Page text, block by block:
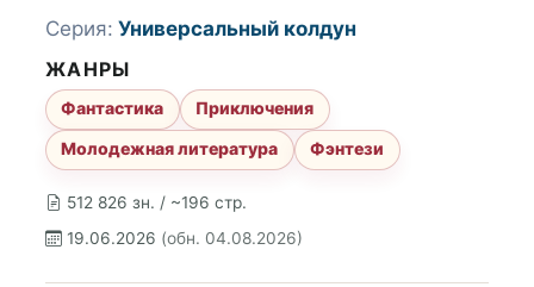
512 826 зн. / ~196 стр.
19.06.2026 (обн. 04.08.2026)
Серия: Универсальный колдун
ЖАНРЫ
Фантастика
Приключения
Молодежная литература
Фэнтези